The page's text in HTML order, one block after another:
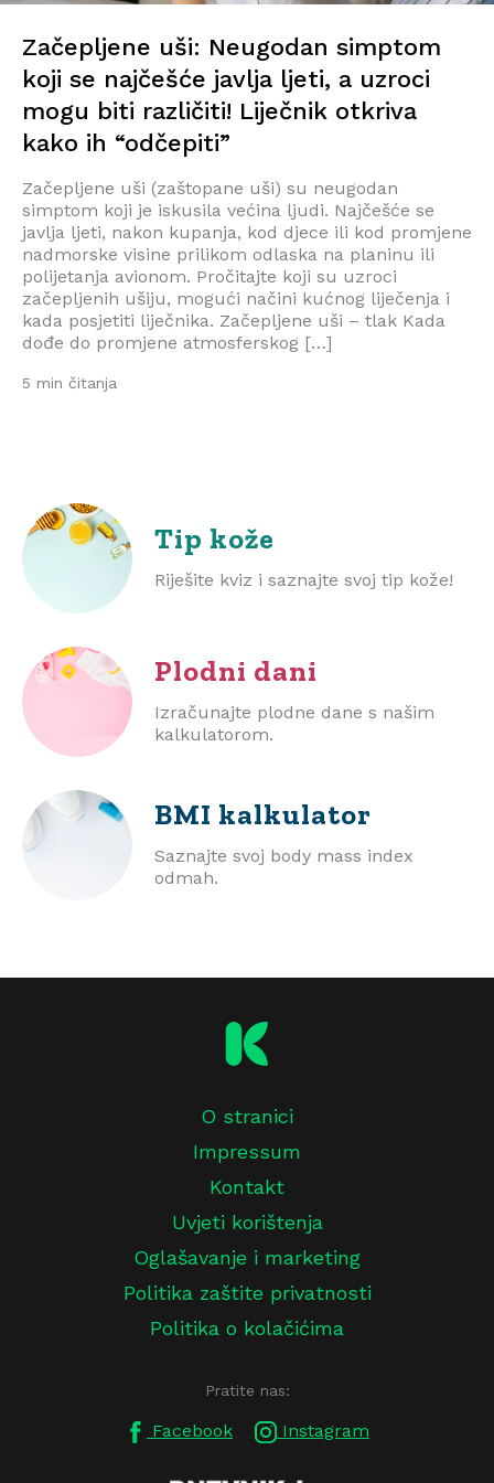
Začepljene uši: Neugodan simptom
koji se najčešće javlja ljeti, a uzroci
mogu biti različiti! Liječnik otkriva
kako ih “odčepiti”
Začepljene uši (zaštopane uši) su neugodan
simptom koji je iskusila većina ljudi. Najčešće se
javlja ljeti, nakon kupanja, kod djece ili kod promjene
nadmorske visine prilikom odlaska na planinu ili
polijetanja avionom. Pročitajte koji su uzroci
začepljenih ušiju, mogući načini kućnog liječenja i
kada posjetiti liječnika. Začepljene uši – tlak Kada
dođe do promjene atmosferskog […]
5 min čitanja
Tip kože
Riješite kviz i saznajte svoj tip kože!
Plodni dani
Izračunajte plodne dane s našim
kalkulatorom.
BMI kalkulator
Saznajte svoj body mass index
odmah.
O stranici
Impressum
Kontakt
Uvjeti korištenja
Oglašavanje i marketing
Politika zaštite privatnosti
Politika o kolačićima
Pratite nas:
Facebook Instagram